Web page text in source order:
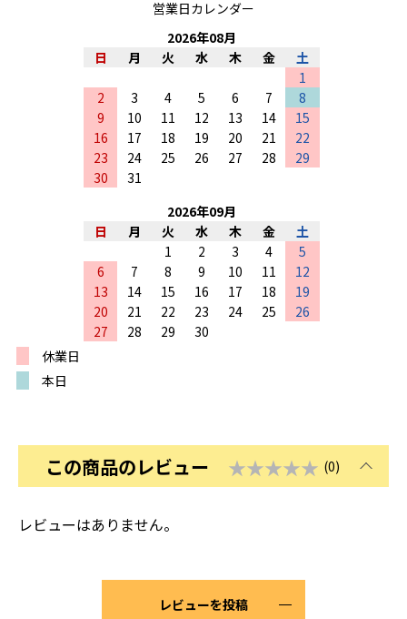
営業日カレンダー
2026年08月
日
月 火 水 木 金
土
1
2
3 4 5 6 7
8
9
10 11 12 13 14
15
16
17 18 19 20 21
22
23
24 25 26 27 28
29
30
31
2026年09月
日
月 火 水 木 金
土
1
2 3 4
5
6
7 8 9 10 11
12
13
14 15 16 17 18
19
20
21 22 23 24 25
26
27
28 29
30
休業日
本日
この商品のレビュー ★★★★★ (0)
レビューはありません。
レビューを投稿